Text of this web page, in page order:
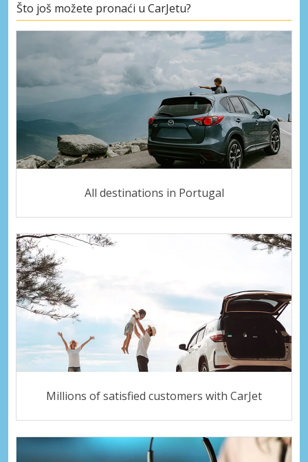
Što još možete pronaći u CarJetu?
All destinations in Portugal
Millions of satisfied customers with CarJet